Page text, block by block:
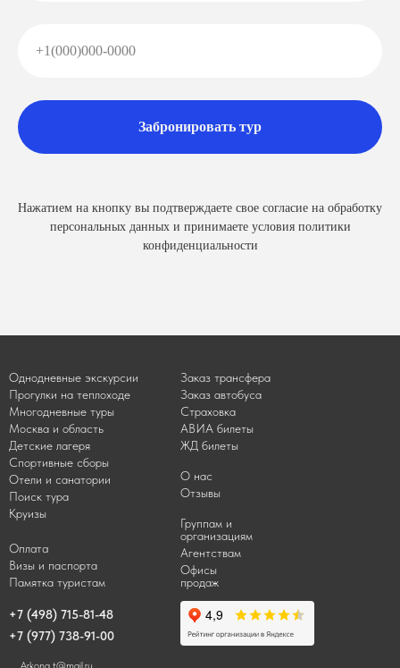
+1(000)000-0000
Забронировать тур
Нажатием на кнопку вы подтверждаете свое согласие на обработку
персональных данных и принимаете условия политики
конфиденциальности
+7 (498) 715-81-48
+7 (977) 738-91-00
Arkona_t@mail.ru
Круизы
Отели и санатории
Поиск тура
Многодневные туры
Однодневные экскурсии
Детские лагеря
Спортивные сборы
Москва и область
Оплата
Визы и паспорта
Памятка туристам
Отзывы
О нас
Страховка
АВИА билеты
ЖД билеты
Заказ трансфера
Заказ автобуса
Офисы
продаж
Агентствам
Группам и
организациям
Прогулки на теплоходе